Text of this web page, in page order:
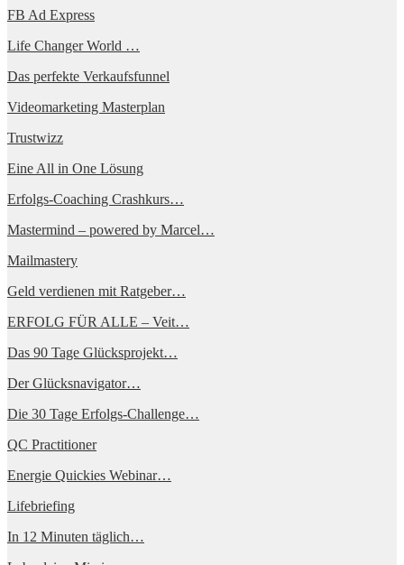
FB Ad Express
Life Changer World …
Das perfekte Verkaufsfunnel
Videomarketing Masterplan
Trustwizz
Eine All in One Lösung
Erfolgs-Coaching Crashkurs…
Mastermind – powered by Marcel…
Mailmastery
Geld verdienen mit Ratgeber…
ERFOLG FÜR ALLE – Veit…
Das 90 Tage Glücksprojekt…
Der Glücksnavigator…
Die 30 Tage Erfolgs-Challenge…
QC Practitioner
Energie Quickies Webinar…
Lifebriefing
In 12 Minuten täglich…